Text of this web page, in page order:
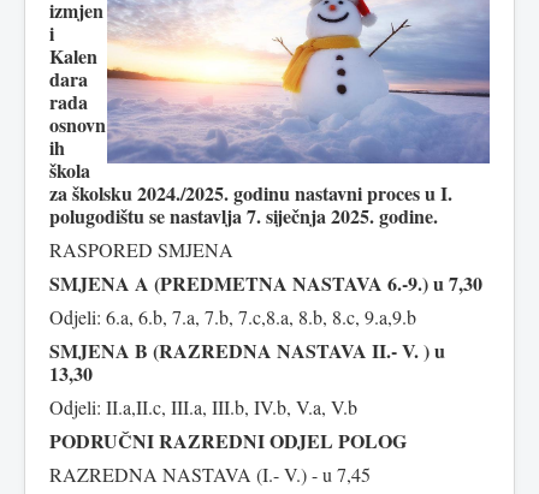
izmjen
i
Kalen
dara
rada
osnovn
ih
škola
za školsku 2024./2025. godinu nastavni proces u I.
polugodištu se nastavlja 7. siječnja 2025. godine.
RASPORED SMJENA
SMJENA A (PREDMETNA NASTAVA 6.-9.) u 7,30
Odjeli: 6.a, 6.b, 7.a, 7.b, 7.c,8.a, 8.b, 8.c, 9.a,9.b
SMJENA B (RAZREDNA NASTAVA II.- V. ) u
13,30
Odjeli: II.a,II.c, III.a, III.b, IV.b, V.a, V.b
PODRUČNI RAZREDNI ODJEL POLOG
RAZREDNA NASTAVA (I.- V.) - u 7,45